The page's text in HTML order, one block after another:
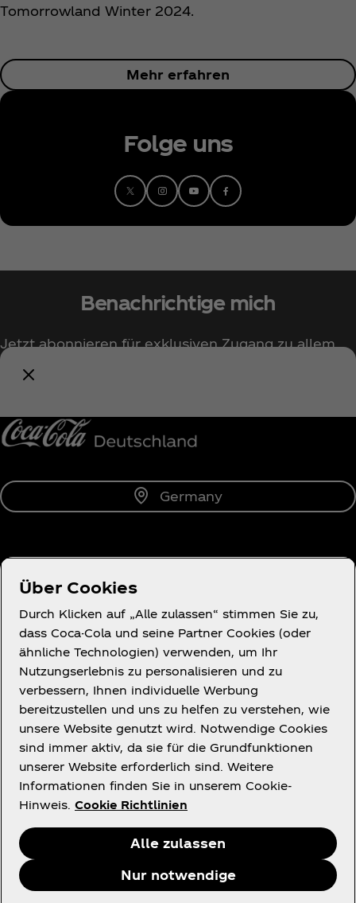
Tomorrowland Winter 2024.
Mehr erfahren
Folge uns
Benachrichtige mich
Jetzt abonnieren für exklusiven Zugang zu allem
Germany
Über uns
Du brauchst Hilfe?
Rechtliches
Facebook
Über Cookies
Durch Klicken auf „Alle zulassen“ stimmen Sie zu,
dass Coca-Cola und seine Partner Cookies (oder
ähnliche Technologien) verwenden, um Ihr
Nutzungserlebnis zu personalisieren und zu
verbessern, Ihnen individuelle Werbung
bereitzustellen und uns zu helfen zu verstehen, wie
unsere Website genutzt wird. Notwendige Cookies
sind immer aktiv, da sie für die Grundfunktionen
unserer Website erforderlich sind. Weitere
Informationen finden Sie in unserem Cookie-
Hinweis. Cookie Richtlinien
Alle zulassen
Nur notwendige